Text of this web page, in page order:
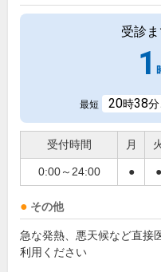
受診
1
最短 20時38分
受付時間 月
0:00～24:00 ● ●
その他
急な発熱、悪天候など直接
利用ください